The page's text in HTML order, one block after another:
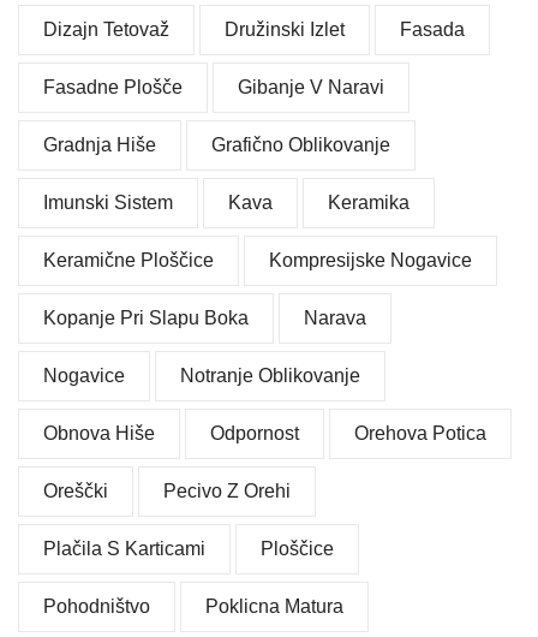
Dizajn Tetovaž Družinski Izlet Fasada
Fasadne Plošče Gibanje V Naravi
Gradnja Hiše Grafično Oblikovanje
Imunski Sistem Kava Keramika
Keramične Ploščice Kompresijske Nogavice
Kopanje Pri Slapu Boka Narava
Nogavice Notranje Oblikovanje
Obnova Hiše Odpornost Orehova Potica
Oreščki Pecivo Z Orehi
Plačila S Karticami Ploščice
Pohodništvo Poklicna Matura